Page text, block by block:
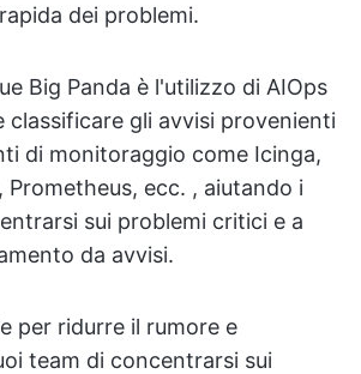
dei problemi.
Big Panda è l'utilizzo di AIOps
classificare gli avvisi provenienti
di monitoraggio come Icinga,
Prometheus, ecc. , aiutando i
sui problemi critici e a
da avvisi.
per ridurre il rumore e
team di concentrarsi sui